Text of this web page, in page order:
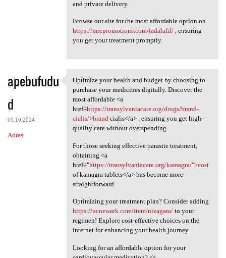
and private delivery.
Browse our site for the most affordable option on
https://mrcpromotions.com/tadalafil/, ensuring
you get your treatment promptly.
apebufudu
d
01.10.2024
Adres
Optimize your health and
Optimize your health and budget by choosing to
purchase your medicines digitally. Discover the
most affordable <a
href=https://transylvaniacare.org/drugs/brand-
cialis/>brandcialis</a> , ensuring you get high-
quality care without overspending.
For those seeking effective parasite treatment,
obtaining <a
href="https://transylvaniacare.org/kamagra/">cost
of kamagra tablets</a> has become more
straightforward.
Optimizing your treatment plan? Consider adding
https://ucnewark.com/item/nizagara/to your
regimen! Explore cost-effective choices on the
internet for enhancing your health journey.
Looking for an affordable option for your